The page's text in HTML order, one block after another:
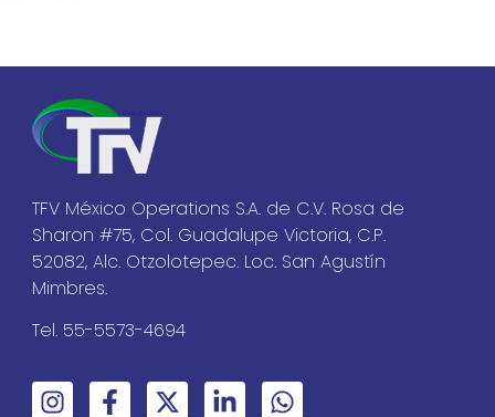
TFV México Operations S.A. de C.V. Rosa de
Sharon #75, Col. Guadalupe Victoria, C.P.
52082, Alc. Otzolotepec. Loc. San Agustín
Mimbres.
Tel. 55-5573-4694